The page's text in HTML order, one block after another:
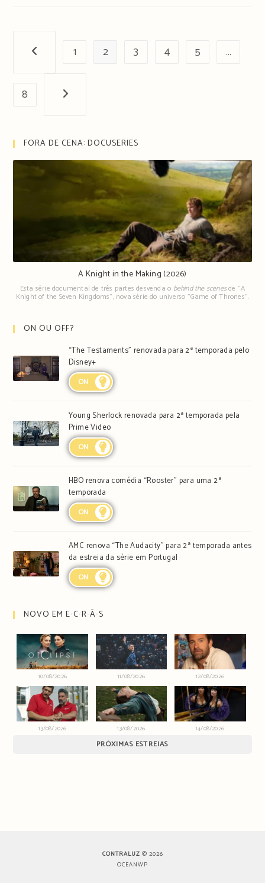
Página anterior
1 2 3 4 5 …
8 Próxima página
FORA DE CENA: DOCUSERIES
A Knight in the Making (2026)
Esta série documental de três partes desvenda o behind the scenesde "A
Knight of the Seven Kingdoms", nova série do universo "Game of Thrones".
ON OU OFF?
“The Testaments” renovada para 2ª temporada pelo
Disney+
ON
Young Sherlock renovada para 2ª temporada pela
Prime Video
ON
HBO renova comédia “Rooster” para uma 2ª
temporada
ON
AMC renova “The Audacity” para 2ª temporada antes
da estreia da série em Portugal
ON
NOVO EM E∙C∙R∙Ã∙S
10/08/2026 11/08/2026 12/08/2026
13/08/2026 13/08/2026 14/08/2026
PRÓXIMAS ESTREIAS
CONTRALUZ © 2026
OCEANWP